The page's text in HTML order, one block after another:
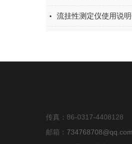
流挂性测定仪使用说
传真：86-0317-4408128
邮箱： 734768708@qq.com